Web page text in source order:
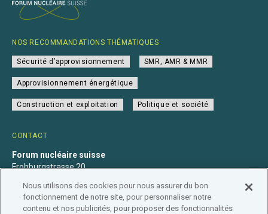
CONTACT
Forum nucléaire suisse
Frohburgstrasse 20
+41 31 560 36 50
info@nuklearforum.ch
NOS RECOMMANDATIONS THÉMATIQUES
Sécurité d’approvisionnement SMR, AMR & MMR
Approvisionnement énergétique
Construction et exploitation Politique et société
Nous utilisons des cookies pour nous assurer du bon
fonctionnement de notre site, pour personnaliser notre
contenu et nos publicités, pour proposer des fonctionnalités